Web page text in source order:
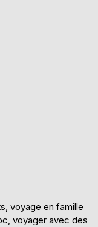
voyage en famille
voyager avec des